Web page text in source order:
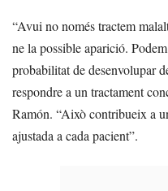
“Avui no només tractem
ne la possible aparició.
probabilitat de desenvolupar
respondre a un tractament
Ramón. “Això contribueix a
ajustada a cada pacient”.